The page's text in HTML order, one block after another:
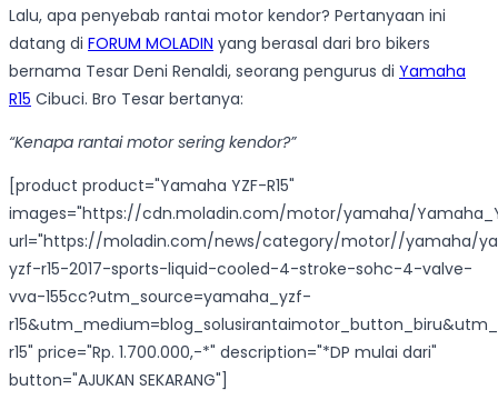
Lalu, apa penyebab rantai motor kendor? Pertanyaan ini
datang di FORUM MOLADIN yang berasal dari bro bikers
bernama Tesar Deni Renaldi, seorang pengurus di Yamaha
R15 Cibuci. Bro Tesar bertanya:
“Kenapa rantai motor sering kendor?”
[product product="Yamaha YZF-R15"
images="https://cdn.moladin.com/motor/yamaha/
url="https://moladin.com/news/category/motor//yamaha/
yzf-r15-2017-sports-liquid-cooled-4-stroke-sohc-4-valve-
vva-155cc?utm_source=yamaha_yzf-
r15" price="Rp. 1.700.000,-*" description="*DP mulai dari"
button="AJUKAN SEKARANG"]